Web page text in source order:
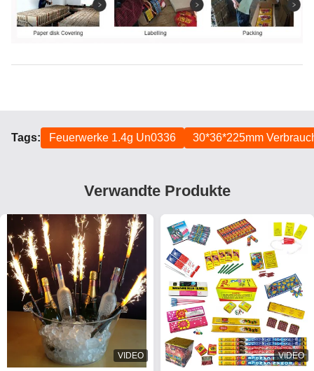
Tags: Feuerwerke 1.4g Un0336 30*36*225mm
Verwandte Produkte
VIDEO VIDEO